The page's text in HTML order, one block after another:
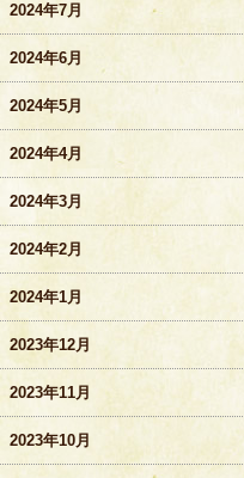
2024年7月
2024年6月
2024年5月
2024年4月
2024年3月
2024年2月
2024年1月
2023年12月
2023年11月
2023年10月